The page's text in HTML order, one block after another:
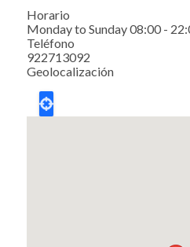
Horario
Monday to Sunday 08:00 -
Teléfono
922713092
Geolocalización